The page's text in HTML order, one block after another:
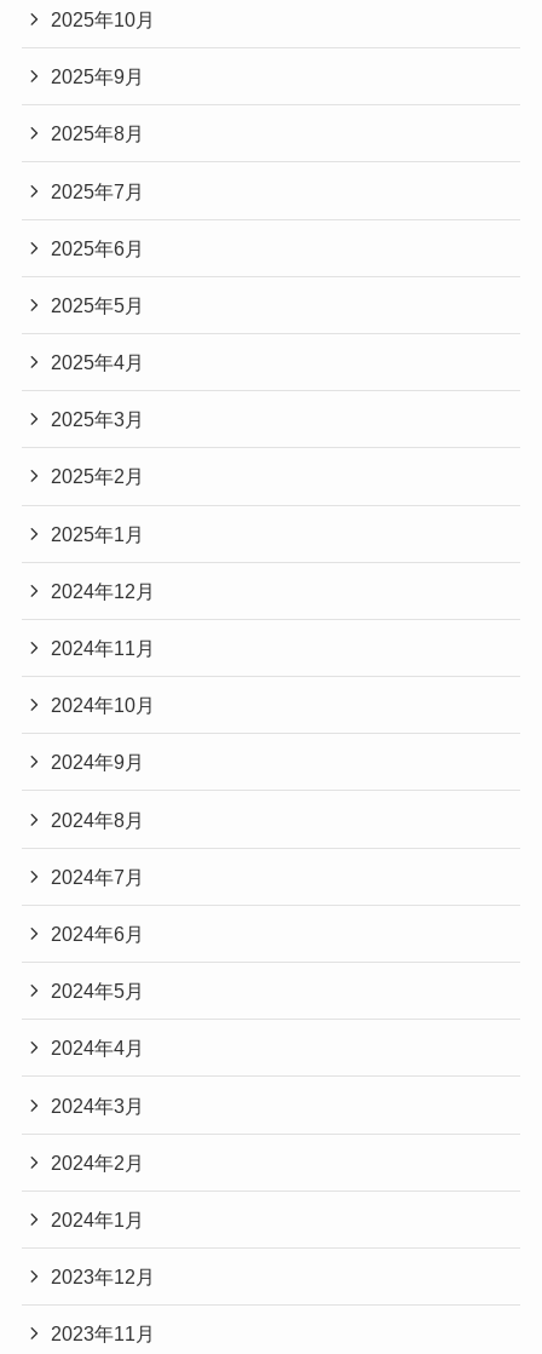
2025年10月
2025年9月
2025年8月
2025年7月
2025年6月
2025年5月
2025年4月
2025年3月
2025年2月
2025年1月
2024年12月
2024年11月
2024年10月
2024年9月
2024年8月
2024年7月
2024年6月
2024年5月
2024年4月
2024年3月
2024年2月
2024年1月
2023年12月
2023年11月